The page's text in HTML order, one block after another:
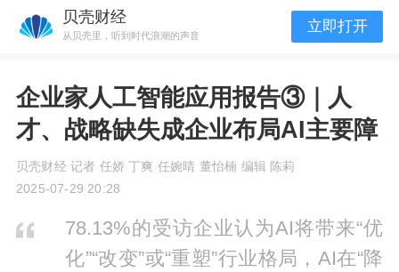
贝壳财经
从贝壳里，听到时代浪潮的声音
立即打开
企业家人工智能应用报告③｜人
才、战略缺失成企业布局AI主要障
贝壳财经 记者 任娇 丁爽 任婉晴 董怡楠 编辑 陈莉
2025-07-29 20:28
78.13%的受访企业认为AI将带来“优
化”“改变”或“重塑”行业格局，AI在“降